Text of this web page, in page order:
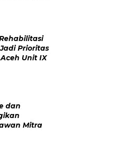
Prioritas
Unit IX
dan
Mitra